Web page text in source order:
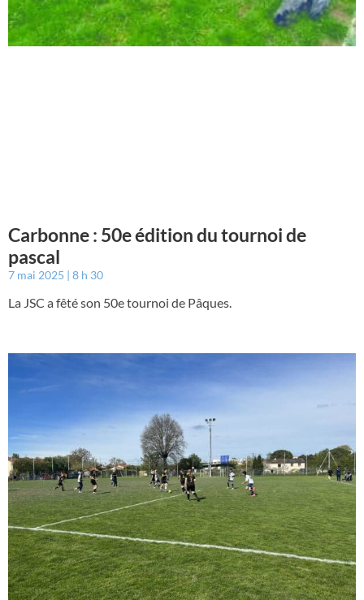
Carbonne : 50e édition du tournoi de
pascal
7 mai 2025 8 h 30
La JSC a fêté son 50e tournoi de Pâques.